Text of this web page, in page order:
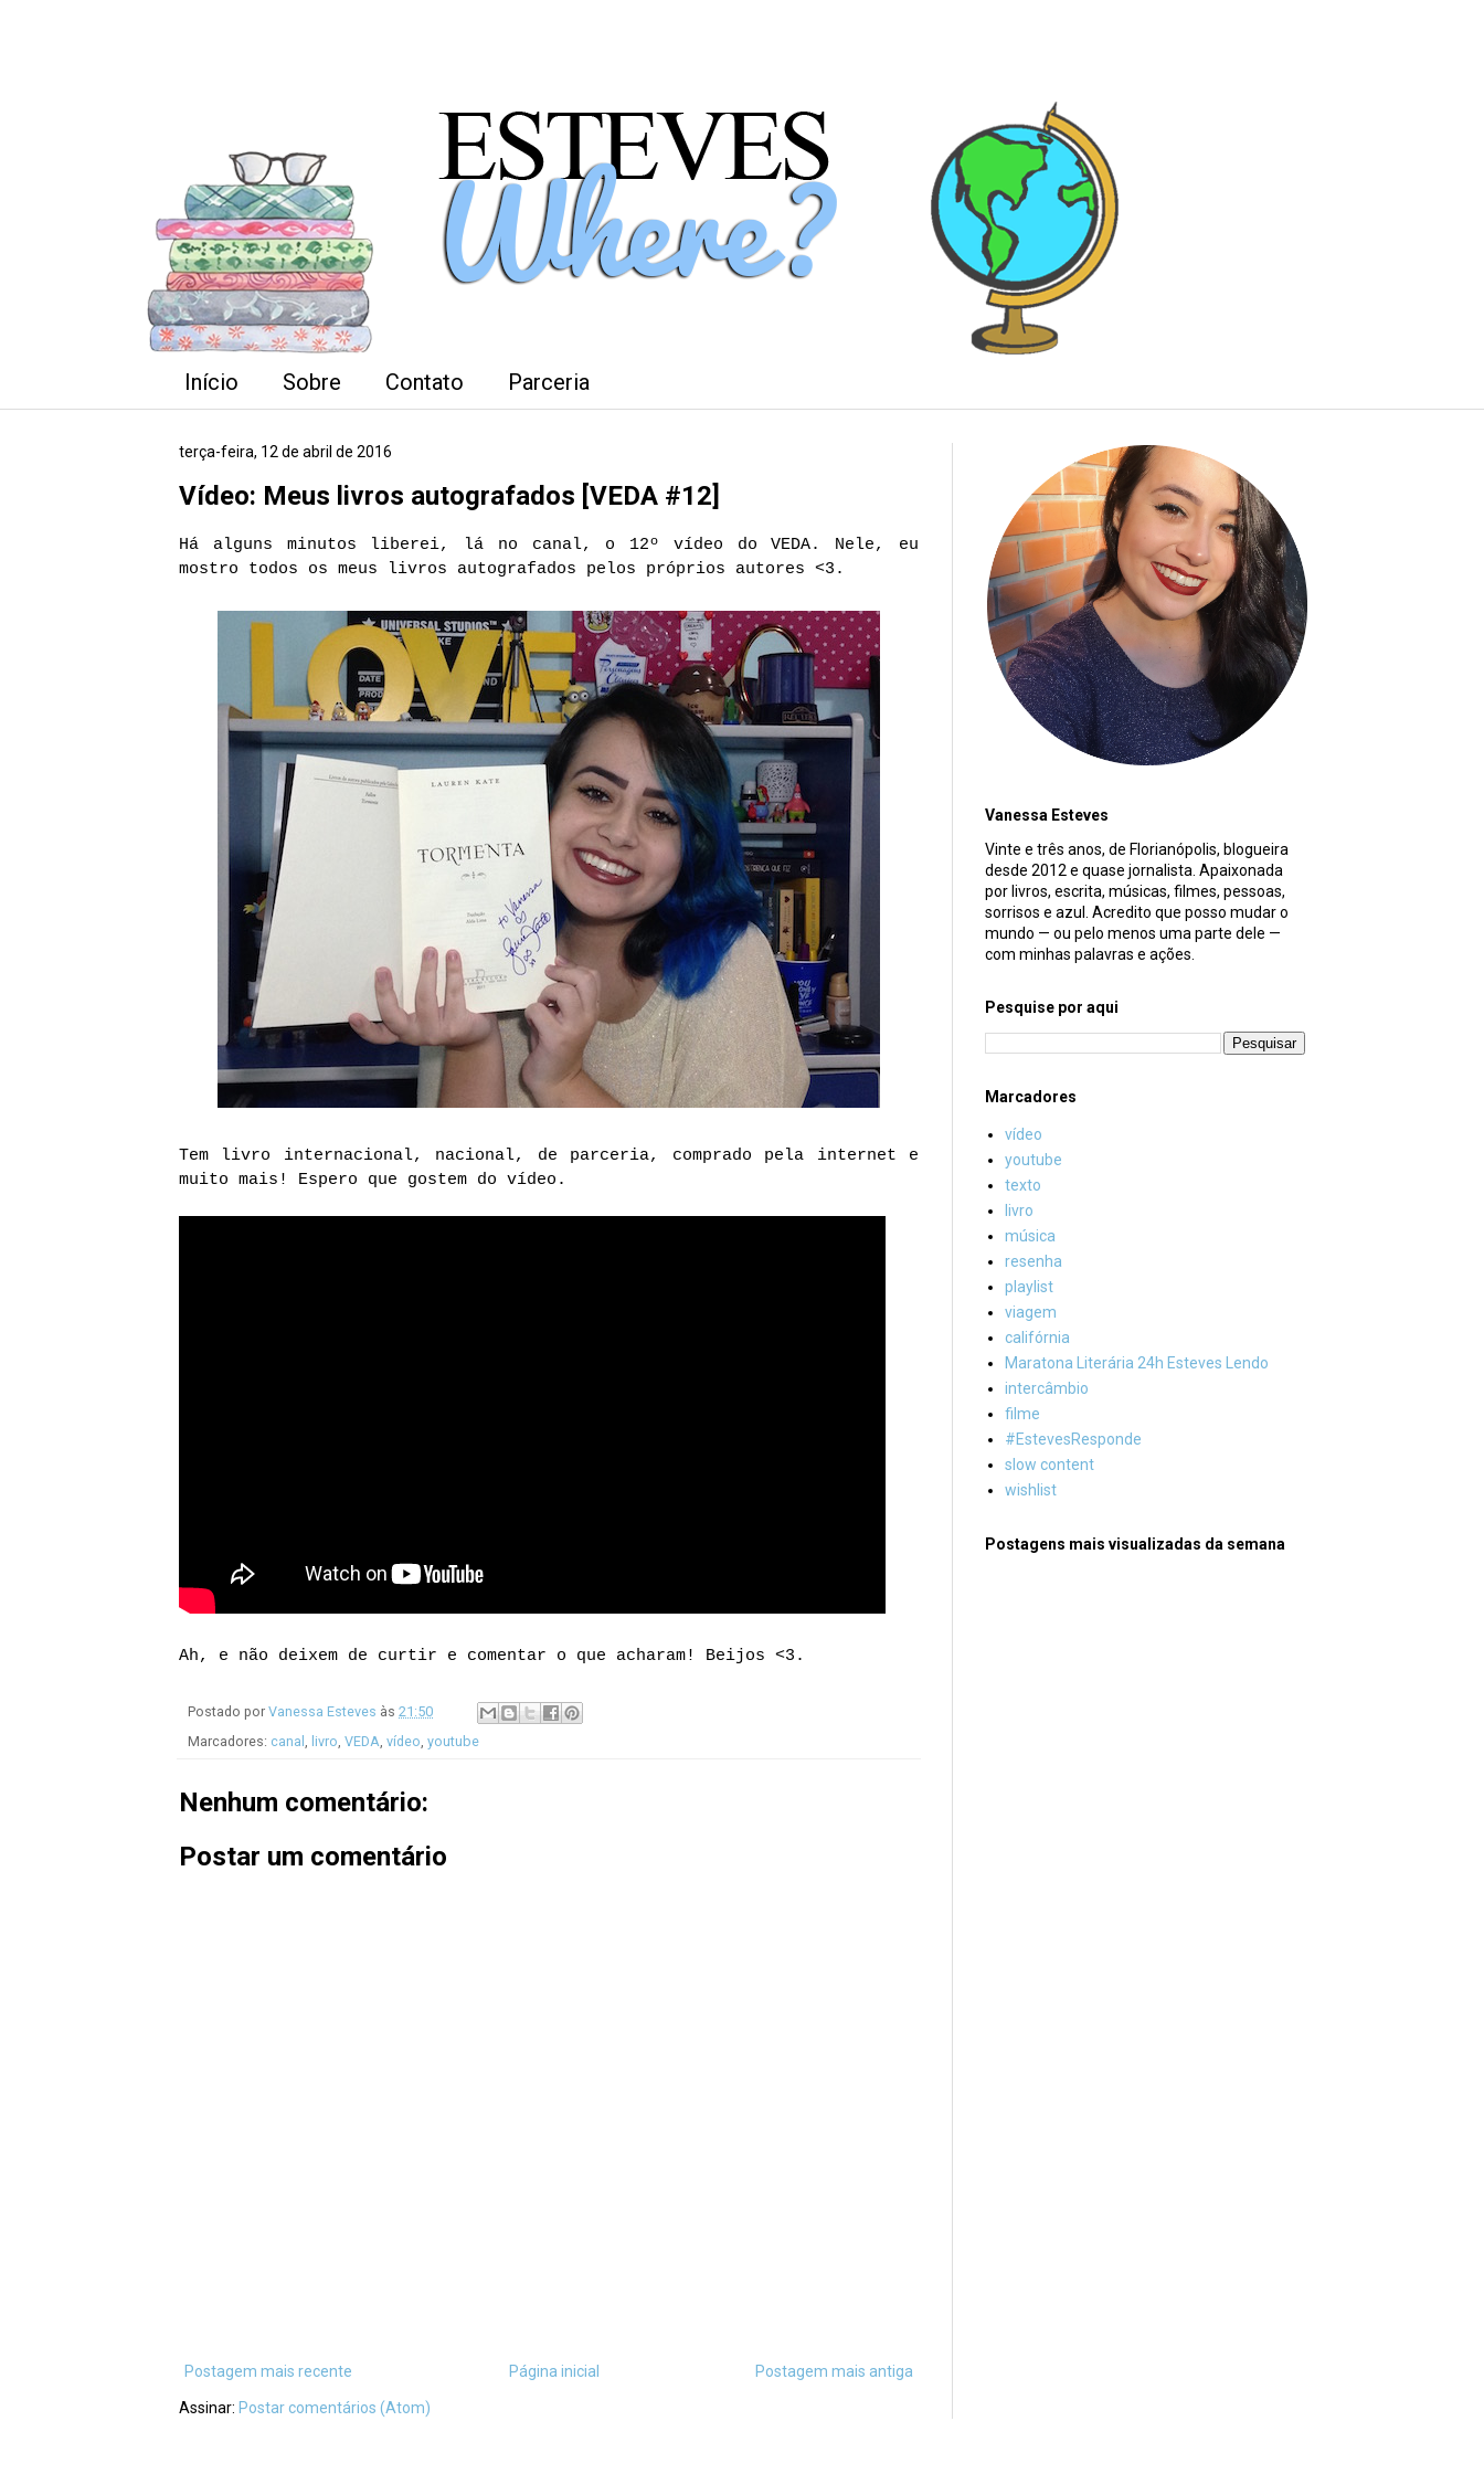
Início Sobre Contato Parceria
terça-feira, 12 de abril de 2016
Vídeo: Meus livros autografados [VEDA #12]
Há alguns minutos liberei, lá no canal, o 12º vídeo do VEDA. Nele, eu
mostro todos os meus livros autografados pelos próprios autores <3.
Tem livro internacional, nacional, de parceria, comprado pela internet e
muito mais! Espero que gostem do vídeo.
Ah, e não deixem de curtir e comentar o que acharam! Beijos <3.
Postado por Vanessa Esteves às 21:50
Marcadores: canal , livro, VEDA, vídeo, youtube
Nenhum comentário:
Postar um comentário
Postagem mais recente Postagem mais antiga
Página inicial
Assinar: Postar comentários (Atom)
Vanessa Esteves
Vinte e três anos, de Florianópolis, blogueira
desde 2012 e quase jornalista. Apaixonada
por livros, escrita, músicas, filmes, pessoas,
sorrisos e azul. Acredito que posso mudar o
mundo — ou pelo menos uma parte dele —
com minhas palavras e ações.
Pesquise por aqui
Marcadores
vídeo
youtube
texto
livro
música
resenha
playlist
viagem
califórnia
Maratona Literária 24h Esteves Lendo
intercâmbio
filme
#EstevesResponde
slow content
wishlist
Postagens mais visualizadas da semana